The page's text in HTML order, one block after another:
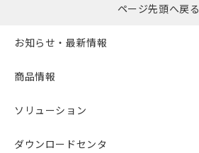
ページ先頭へ戻る
お知らせ・最新情報
商品情報
ソリューション
ダウンロードセンタ